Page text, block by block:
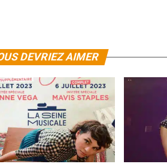
DEVRIEZ AIMER